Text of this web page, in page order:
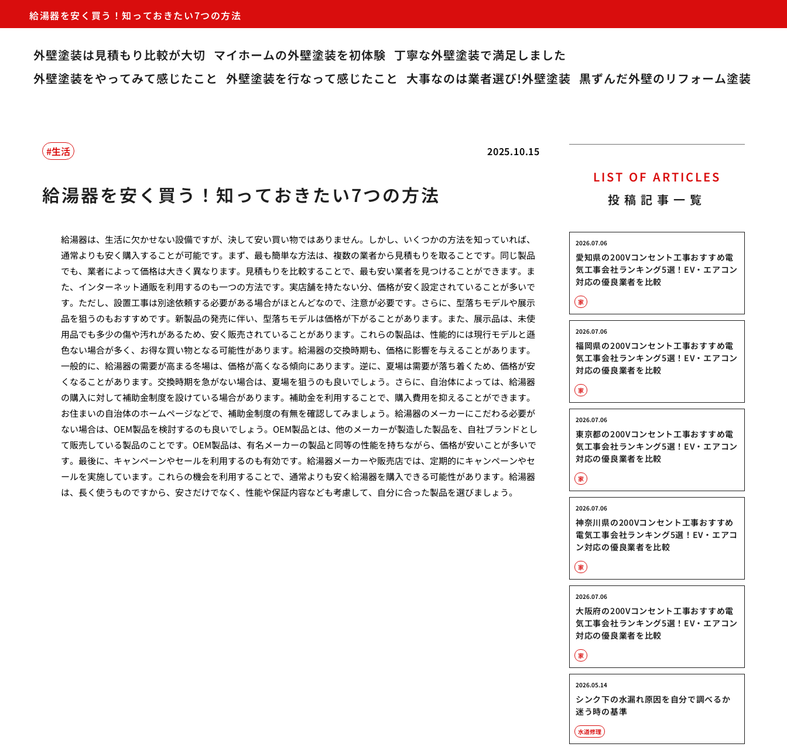
給湯器を安く買う！知っておきたい7つの方法
外壁塗装は見積もり比較が大切 マイホームの外壁塗装を初体験 丁寧な外壁塗装で満足しました
外壁塗装をやってみて感じたこと
外壁塗装を行なって感じたこと 大事なのは業者選び!外壁塗装 黒ずんだ外壁のリフォーム塗装
2025.10.15
生活
給湯器を安く買う！知っておきたい7つの方法
給湯器は、生活に欠かせない設備ですが、決して安い買い物ではありません。しかし、いくつかの方法を知っていれば、
通常よりも安く購入することが可能です。まず、最も簡単な方法は、複数の業者から見積もりを取ることです。同じ製品
でも、業者によって価格は大きく異なります。見積もりを比較することで、最も安い業者を見つけることができます。ま
た、インターネット通販を利用するのも一つの方法です。実店舗を持たない分、価格が安く設定されていることが多いで
す。ただし、設置工事は別途依頼する必要がある場合がほとんどなので、注意が必要です。さらに、型落ちモデルや展示
品を狙うのもおすすめです。新製品の発売に伴い、型落ちモデルは価格が下がることがあります。また、展示品は、未使
用品でも多少の傷や汚れがあるため、安く販売されていることがあります。これらの製品は、性能的には現行モデルと遜
色ない場合が多く、お得な買い物となる可能性があります。給湯器の交換時期も、価格に影響を与えることがあります。
一般的に、給湯器の需要が高まる冬場は、価格が高くなる傾向にあります。逆に、夏場は需要が落ち着くため、価格が安
くなることがあります。交換時期を急がない場合は、夏場を狙うのも良いでしょう。さらに、自治体によっては、給湯器
の購入に対して補助金制度を設けている場合があります。補助金を利用することで、購入費用を抑えることができます。
お住まいの自治体のホームページなどで、補助金制度の有無を確認してみましょう。給湯器のメーカーにこだわる必要が
ない場合は、OEM製品を検討するのも良いでしょう。OEM製品とは、他のメーカーが製造した製品を、自社ブランドとし
て販売している製品のことです。OEM製品は、有名メーカーの製品と同等の性能を持ちながら、価格が安いことが多いで
す。最後に、キャンペーンやセールを利用するのも有効です。給湯器メーカーや販売店では、定期的にキャンペーンやセ
ールを実施しています。これらの機会を利用することで、通常よりも安く給湯器を購入できる可能性があります。給湯器
は、長く使うものですから、安さだけでなく、性能や保証内容なども考慮して、自分に合った製品を選びましょう。
LIST OF ARTICLES
投稿記事一覧
愛知県の200Vコンセント工事おすすめ電
気工事会社ランキング5選！EV・エアコン
対応の優良業者を比較
2026.07.06
家
福岡県の200Vコンセント工事おすすめ電
気工事会社ランキング5選！EV・エアコン
対応の優良業者を比較
2026.07.06
家
東京都の200Vコンセント工事おすすめ電
気工事会社ランキング5選！EV・エアコン
対応の優良業者を比較
2026.07.06
家
神奈川県の200Vコンセント工事おすすめ
電気工事会社ランキング5選！EV・エアコ
ン対応の優良業者を比較
2026.07.06
家
大阪府の200Vコンセント工事おすすめ電
気工事会社ランキング5選！EV・エアコン
対応の優良業者を比較
2026.07.06
家
シンク下の水漏れ原因を自分で調べるか
迷う時の基準
2026.05.14
水道修理